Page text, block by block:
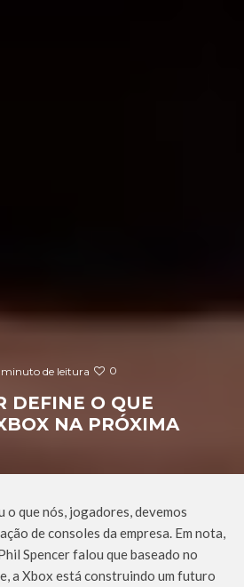
minuto de leitura 0
DEFINE O QUE
NA PRÓXIMA
que nós, jogadores, devemos
de consoles da empresa. Em nota,
Spencer falou que baseado no
a Xbox está construindo um futuro